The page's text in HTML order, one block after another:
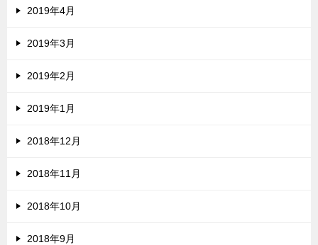
2019年4月
2019年3月
2019年2月
2019年1月
2018年12月
2018年11月
2018年10月
2018年9月